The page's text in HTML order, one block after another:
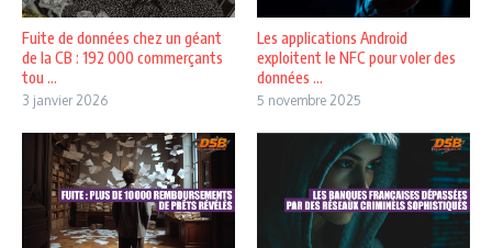
Fuite de données chez un géant
de la CB : 192 000 commerçants
tou ...
3 janvier 2026
Les applications Android
exploitent le NFC pour voler des
données ...
5 novembre 2025